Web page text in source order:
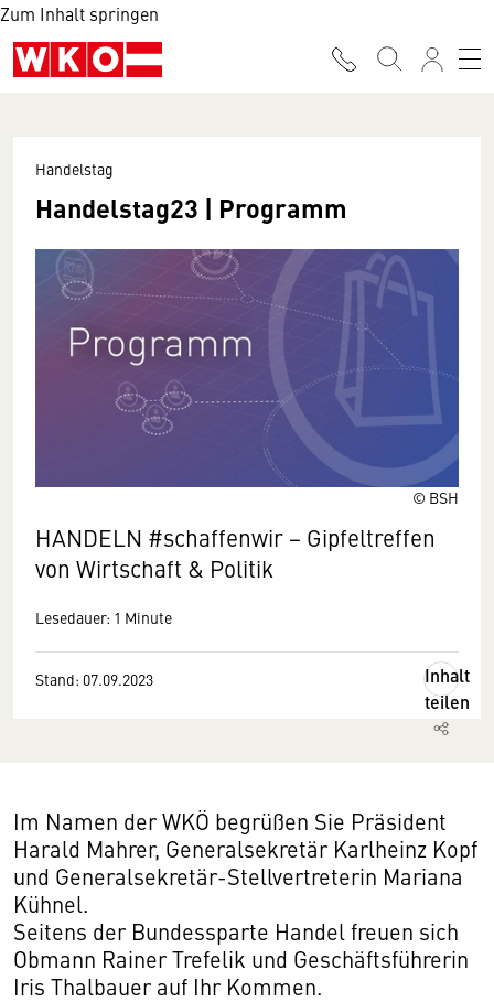
Zum Inhalt springen
© BSH
Handelstag
Handelstag23 | Programm
HANDELN #schaffenwir − Gipfeltreffen
von Wirtschaft & Politik
Lesedauer: 1 Minute
Stand: 07.09.2023
Inhalt
teilen
Im Namen der WKÖ begrüßen Sie Präsident
Harald Mahrer, Generalsekretär Karlheinz Kopf
und Generalsekretär-Stellvertreterin Mariana
Kühnel.
Seitens der Bundessparte Handel freuen sich
Obmann Rainer Trefelik und Geschäftsführerin
Iris Thalbauer auf Ihr Kommen.